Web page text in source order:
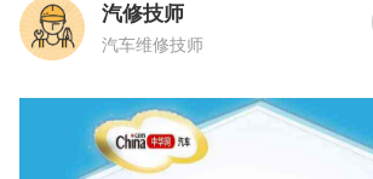
汽修技师
汽车维修技师